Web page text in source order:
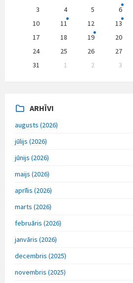
3 4 5 6
10
11 12 13
17
18 19 20
24
25 26 27
31
1 2 3
to
ARHĪVI
augusts (2026)
jūlijs (2026)
jūnijs (2026)
maijs (2026)
aprīlis (2026)
marts (2026)
februāris (2026)
janvāris (2026)
decembris (2025)
novembris (2025)